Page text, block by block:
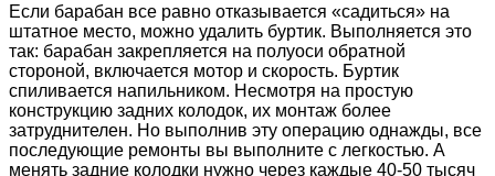
Если барабан все равно отказывается «садиться» на
штатное место, можно удалить буртик. Выполняется это
так: барабан закрепляется на полуоси обратной
стороной, включается мотор и скорость. Буртик
спиливается напильником. Несмотря на простую
конструкцию задних колодок, их монтаж более
затруднителен. Но выполнив эту операцию однажды, все
последующие ремонты вы выполните с легкостью. А
менять задние колодки нужно через каждые 40-50 тысяч